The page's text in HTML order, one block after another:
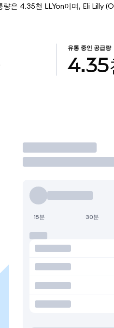
은 4.35천 LLYon이며, Eli Lilly
유통 중인 공급량
4.35
거래
15분 30분